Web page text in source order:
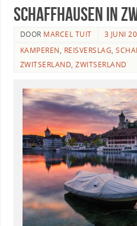
Schaffhausen in
DOOR MARCEL TUIT
3 JUNI
KAMPEREN, REISVERSLAG,
ZWITSERLAND,ZWITSERLAND